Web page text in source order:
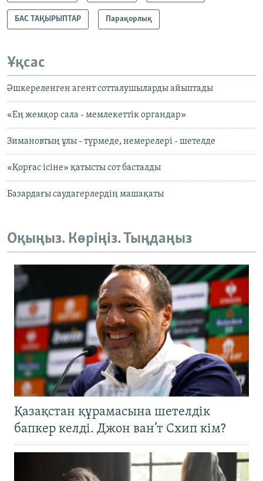
БАС ТАҚЫРЫПТАР Парақорлық
Ұқсас
Әшкереленген агент сотталушыларды айыптады
«Ең жемқор сала - мемлекеттік органдар»
Зимановтың ұлы - түрмеде, немерелері - шетелде
«Қорғас ісіне» қатысты сот басталды
Базардағы саудагерлердің машақаты
Оқыңыз. Көріңіз. Тыңдаңыз
Қазақстан құрамасына шетелдік
бапкер келді. Джон ван’т Схип кім?